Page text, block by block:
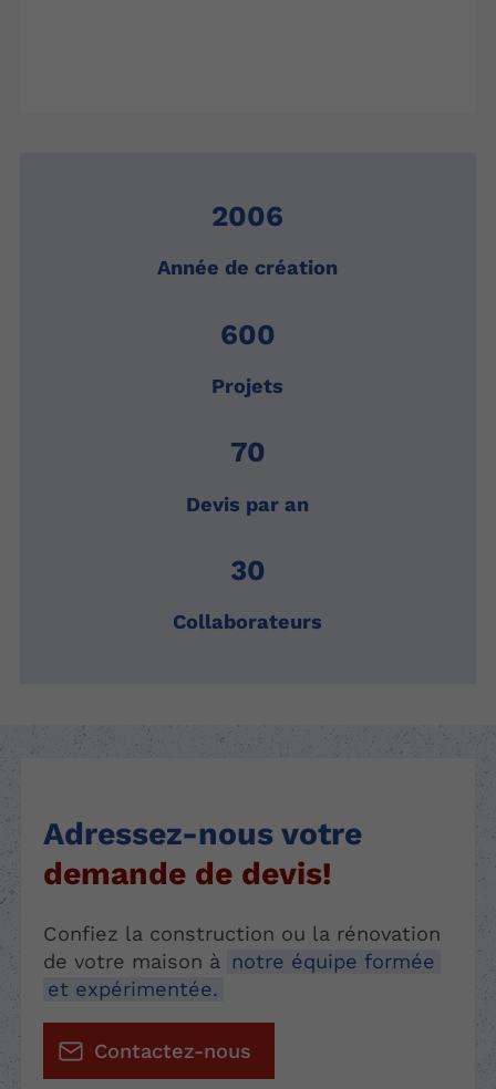
2006
Année de création
600
Projets
70
Devis par an
30
Collaborateurs
Adressez-nous votre
demande de devis!
Confiez la construction ou la rénovation
de votre maison à
notre équipe formée
et expérimentée.
Contactez-nous